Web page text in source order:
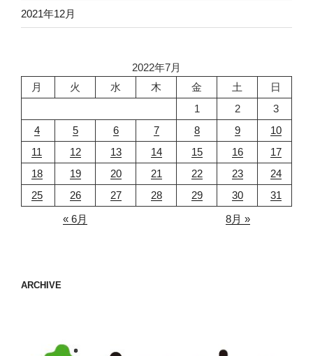
2021年12月
2022年7月
月
火 水 木 金 土
日
1
2
3
4
5 6 7 8 9
10
11
12 13 14 15 16
17
18
19 20 21 22 23
24
25
26 27 28 29 30
31
« 6月
8月 »
ARCHIVE